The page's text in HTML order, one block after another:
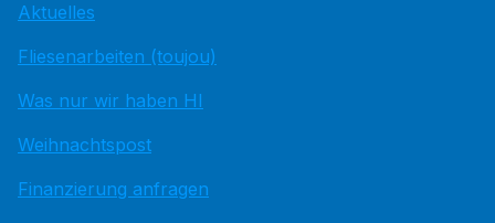
Aktuelles
Fliesenarbeiten (toujou)
Was nur wir haben HI
Weihnachtspost
Finanzierung anfragen